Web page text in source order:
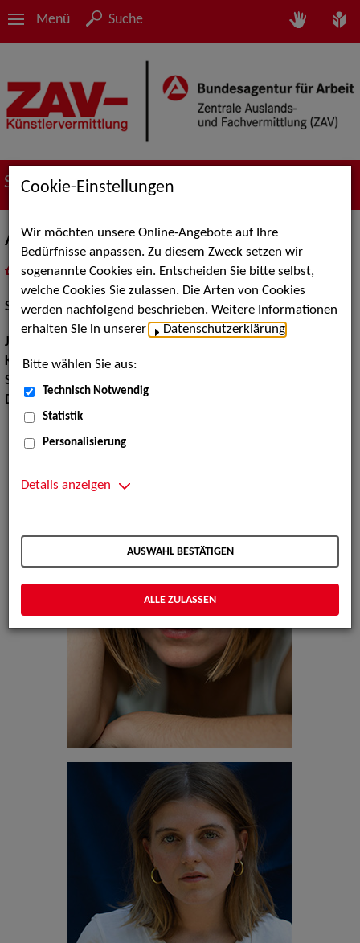
Menü Suche
Suche nach Künstler*innen
Anne Gisler
als PDF speichern
inMeine Merklistelegen
Schauspiel:Bühne
Jahrgang:
Körpergröße:156 cm
Sprachen:
Dialekte:
Schweizerdeutsch
Cookie-Einstellungen
Wir möchten unsere Online-Angebote auf Ihre
Bedürfnisse anpassen. Zu diesem Zweck setzen wir
sogenannte Cookies ein. Entscheiden Sie bitte selbst,
welche Cookies Sie zulassen. Die Arten von Cookies
werden nachfolgend beschrieben. Weitere Informationen
erhalten Sie in unserer
Datenschutzerklärung
Bitte wählen Sie aus:
Technisch Notwendig
Statistik
Personalisierung
Details anzeigen
AUSWAHL BESTÄTIGEN
ALLE ZULASSEN